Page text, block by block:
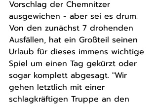
Vorschlag der Chemnitzer
ausgewichen - aber sei es drum.
Von den zunächst 7 drohenden
Ausfällen, hat ein Großteil seinen
Urlaub für dieses immens wichtige
Spiel um einen Tag gekürzt oder
sogar komplett abgesagt. "Wir
gehen letztlich mit einer
schlagkräftigen Truppe an den